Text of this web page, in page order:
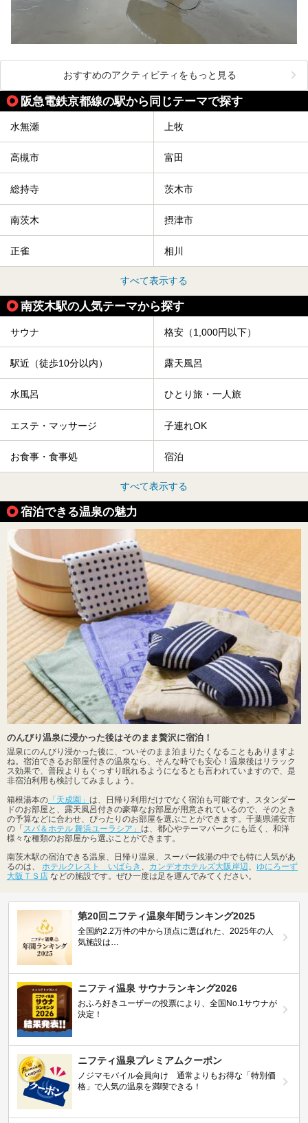
おすすめのアクティビティをもっと見る
阪急電鉄京都線の駅から同じテーマで探す
水無瀬 上牧
高槻市 富田
総持寺 茨木市
南茨木 摂津市
正雀 相川
すべて表示する
南茨木駅の人気テーマから探す
サウナ 格安（1,000円以下）
駅近（徒歩10分以内） 露天風呂
水風呂 ひとり旅・一人旅
エステ・マッサージ 子連れOK
お食事・食事処 宿泊
すべて表示する
宿泊できる温泉の魅力
のんびり温泉に浸かった後はそのまま贅沢に宿泊！
温泉にのんびり浸かった後に、ついそのまま泊まりたくなることもありますよ
ね。宿泊できるお部屋付きの温泉なら、そんな時でも安心！温泉後はリラック
ス効果で、普段よりもぐっすり眠れるようになるとも言われていますので、是
非宿泊利用も検討してみましょう。
箱根湯本の 「天成園」 は、日帰り利用だけでなく宿泊も可能です。スタンダー
ドのお部屋と、露天風呂付きの豪華なお部屋が用意されているので、そのとき
の予算などに合わせ、ぴったりのお部屋を選ぶことができます。千葉県浦安市
の「スパ＆ホテル 舞浜ユーラシア」 は、都心やテーマパークにも近く、和洋
様々な種類のお部屋から選ぶことができます。
南茨木駅の宿泊できる温泉、日帰り温泉、スーパー銭湯の中でも特に人気があ
るのは、 ホテルクレスト いばらき 、 カンデオホテルズ大阪岸辺、 ゆにろーず
大阪ＴＳ店 などの施設です。ぜひ一度は足を運んでみてください。
第20回ニフティ温泉年間ランキング2025
全国約2.2万件の中から頂点に選ばれた、2025年の人
気施設は…
ニフティ温泉 サウナランキング2026
おふろ好きユーザーの投票により、全国No.1サウナが
決定！
ニフティ温泉プレミアムクーポン
ノジマモバイル会員向け 通常よりもお得な「特別価
格」で人気の温泉を満喫できる！